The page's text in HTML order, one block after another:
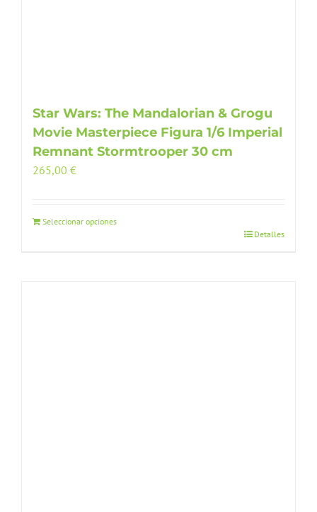
Star Wars: The Mandalorian & Grogu
Movie Masterpiece Figura 1/6 Imperial
Remnant Stormtrooper 30 cm
265,00 €
Seleccionar opciones
Detalles